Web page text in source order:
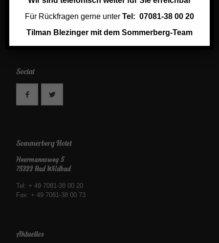
Social
Sommerberg Hotel
Heermannsweg 5
75323 Bad Wildbad
Tel: + 49 7081-38 00 20
Fax: + 49 7081-38 00 73
Aktuelles
Für Rückfragen gerne unter Tel: 07081-38 00 20
Tilman Blezinger mit dem Sommerberg-Team